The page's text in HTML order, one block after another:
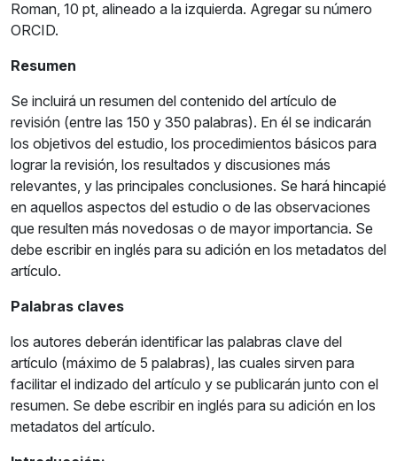
Roman, 10 pt, alineado a la izquierda. Agregar su número
ORCID.
Resumen
Se incluirá un resumen del contenido del artículo de
revisión (entre las 150 y 350 palabras). En él se indicarán
los objetivos del estudio, los procedimientos básicos para
lograr la revisión, los resultados y discusiones más
relevantes, y las principales conclusiones. Se hará hincapié
en aquellos aspectos del estudio o de las observaciones
que resulten más novedosas o de mayor importancia. Se
debe escribir en inglés para su adición en los metadatos del
artículo.
Palabras claves
los autores deberán identificar las palabras clave del
artículo (máximo de 5 palabras), las cuales sirven para
facilitar el indizado del artículo y se publicarán junto con el
resumen. Se debe escribir en inglés para su adición en los
metadatos del artículo.